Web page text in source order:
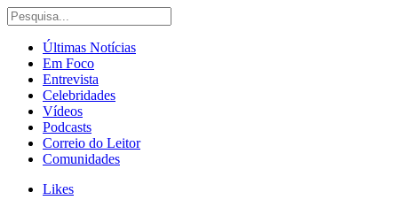
Últimas Notícias
Em Foco
Entrevista
Celebridades
Vídeos
Podcasts
Correio do Leitor
Comunidades
Likes